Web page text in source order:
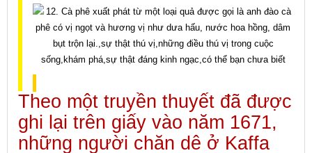
Theo một truyền thuyết đã được
ghi lại trên giấy vào năm 1671,
những người chăn dê ở Kaffa